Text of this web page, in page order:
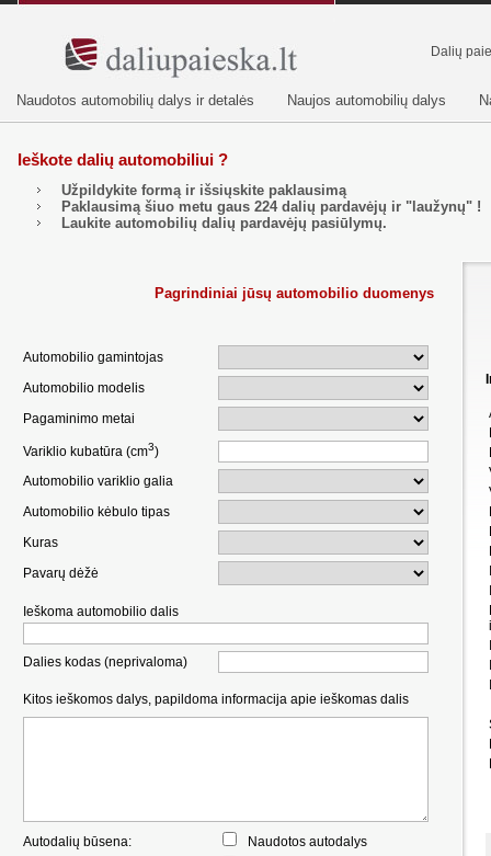
Dalių
Naudotos automobilių dalys ir detalės Naujos automobilių dalys
Ieškote dalių automobiliui ?
Užpildykite formą ir išsiųskite paklausimą
Paklausimą šiuo metu gaus 224dalių pardavėjų ir "laužynų" !
Laukite automobilių dalių pardavėjų pasiūlymų.
Pagrindiniai jūsų automobilio duomenys
Automobilio gamintojas
Automobilio modelis
Pagaminimo metai
Variklio kubatūra (cm3)
Automobilio variklio galia
Automobilio kėbulo tipas
Kuras
Pavarų dėžė
Ieškoma automobilio dalis
Dalies kodas (neprivaloma)
Kitos ieškomos dalys, papildoma informacija apie ieškomas dalis
Autodalių būsena:
Naudotos autodalys